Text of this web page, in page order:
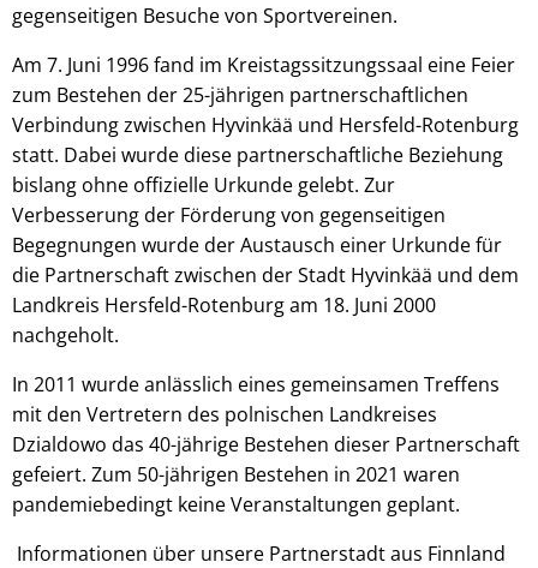
gegenseitigen Besuche von Sportvereinen.
Am 7. Juni 1996 fand im Kreistagssitzungssaal eine Feier
zum Bestehen der 25-jährigen partnerschaftlichen
Verbindung zwischen Hyvinkää und Hersfeld-Rotenburg
statt. Dabei wurde diese partnerschaftliche Beziehung
bislang ohne offizielle Urkunde gelebt. Zur
Verbesserung der Förderung von gegenseitigen
Begegnungen wurde der Austausch einer Urkunde für
die Partnerschaft zwischen der Stadt Hyvinkää und dem
Landkreis Hersfeld-Rotenburg am 18. Juni 2000
nachgeholt.
In 2011 wurde anlässlich eines gemeinsamen Treffens
mit den Vertretern des polnischen Landkreises
Dzialdowo das 40-jährige Bestehen dieser Partnerschaft
gefeiert. Zum 50-jährigen Bestehen in 2021 waren
pandemiebedingt keine Veranstaltungen geplant.
Informationen über unsere Partnerstadt aus Finnland